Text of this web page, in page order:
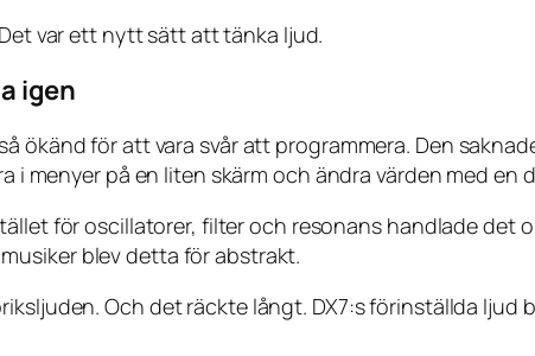
var ett nytt sätt att tänka ljud.
igen
ökänd för att vara svår att programmera. Den
i menyer på en liten skärm och ändra värden med en
för oscillatorer, filter och resonans handlade det
blev detta för abstrakt.
Och det räckte långt. DX7:s förinställda ljud